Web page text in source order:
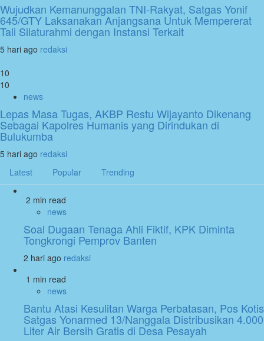
Wujudkan Kemanunggalan TNI-Rakyat, Satgas Yonif
645/GTY Laksanakan Anjangsana Untuk Mempererat
Tali Silaturahmi dengan Instansi Terkait
5 hari ago redaksi
10
10
news
Lepas Masa Tugas, AKBP Restu Wijayanto Dikenang
Sebagai Kapolres Humanis yang Dirindukan di
Bulukumba
5 hari ago redaksi
Latest
Popular Trending
2 min read
news
Soal Dugaan Tenaga Ahli Fiktif, KPK Diminta
Tongkrongi Pemprov Banten
2 hari ago redaksi
1 min read
news
Bantu Atasi Kesulitan Warga Perbatasan, Pos Kotis
Satgas Yonarmed 13/Nanggala Distribusikan 4.000
Liter Air Bersih Gratis di Desa Pesayah